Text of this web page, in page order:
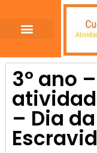
3º ano
– Dia